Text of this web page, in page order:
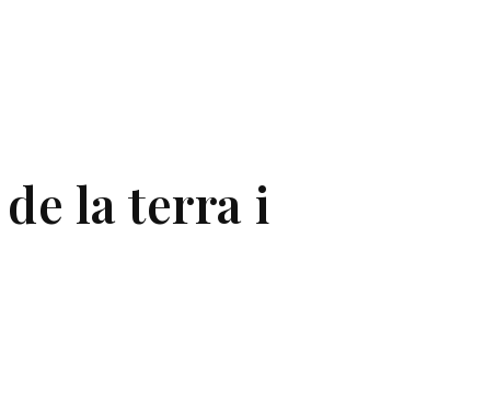
la terra i